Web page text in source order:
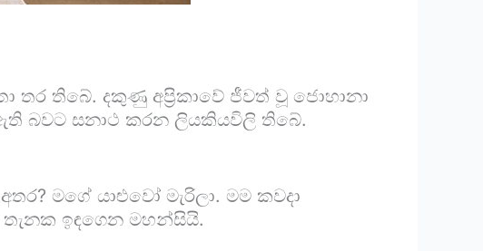
තර තිබේ. දකුණු අප්‍රිකාවේ ජීවත් වූ ජොහානා
බවට සනාථ කරන ලියකියවිලි තිබේ.
මගේ යාළුවෝ මැරිලා. මම කවදා
ඉඳගෙන මහන්සියි.